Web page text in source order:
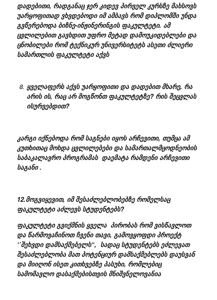
დადებითი, რადგანაც ჯერ კიდევ პირველ კურსზე მახსოვს
უარყოფითად ვხვდებოდი იმ ამბავს რომ დიპლომში უნდა
გვწერებოდა ბიზნე-ინჟინერინგის ფაკულტეტი. ამ
ცვლილებით გავხდით უფრო მეტად დამოუკიდებლები და
ცნობილები რომ ტექნიკურ უნივერსიტეტს ასეთი ძლიერი
სამართლის ფაკულტეტი აქვს
ყველაფერსაქვს უარყოფითი და დადებით მხარე, რა
არის ის, რაც არ მოგწონთ ფაკულტეტზე? რის შეცვლას
ისურვებდით?
კარგი იქნებოდა რომ საგნები იყოს არჩევითი, თუმცა ამ
კუთხითაც მოხდა ცვლილებები და სამართალმცოდნეობის
საბაკალავრო პროგრამას დაემატა რამდენი არჩევითი
საგანი .
12.მოგვიყევით, იმ შესაძლებლობებზე რომელსაც
ფაკულტეტი აძლევს სტუდენტებს?
ფაკულტეტი გვიქმნის ყველა პირობას რომ ვისწავლოთ
და წარმოვაჩინოთ ჩვენი თავი, გამოვყოფდი პროექტ
‘’შეხვდი დამსაქმებელს“, სადაც სტუდენტებს ეძლევათ
შესაძლებლობა მათ პოტენციურ დამსაქმებლებს დაუსვან
და მიიღონ ისეთ კითხვებზე პასუხი, რომლებიც
სამომავლო დასაქმებისთვის მნიშვნელოვანია